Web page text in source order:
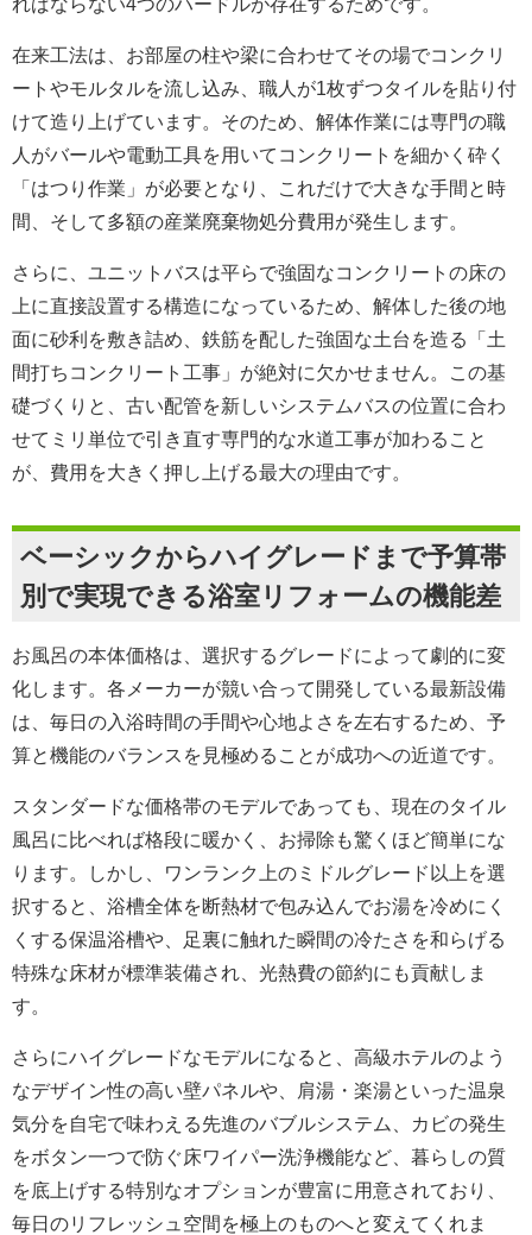
在来工法は、お部屋の柱や梁に合わせてその場でコンクリ
ートやモルタルを流し込み、職人が1枚ずつタイルを貼り付
けて造り上げています。そのため、解体作業には専門の職
人がバールや電動工具を用いてコンクリートを細かく砕く
「はつり作業」が必要となり、これだけで大きな手間と時
間、そして多額の産業廃棄物処分費用が発生します。
さらに、ユニットバスは平らで強固なコンクリートの床の
上に直接設置する構造になっているため、解体した後の地
面に砂利を敷き詰め、鉄筋を配した強固な土台を造る「土
間打ちコンクリート工事」が絶対に欠かせません。この基
礎づくりと、古い配管を新しいシステムバスの位置に合わ
せてミリ単位で引き直す専門的な水道工事が加わること
が、費用を大きく押し上げる最大の理由です。
ベーシックからハイグレードまで予算帯
別で実現できる浴室リフォームの機能差
お風呂の本体価格は、選択するグレードによって劇的に変
化します。各メーカーが競い合って開発している最新設備
は、毎日の入浴時間の手間や心地よさを左右するため、予
算と機能のバランスを見極めることが成功への近道です。
スタンダードな価格帯のモデルであっても、現在のタイル
風呂に比べれば格段に暖かく、お掃除も驚くほど簡単にな
ります。しかし、ワンランク上のミドルグレード以上を選
択すると、浴槽全体を断熱材で包み込んでお湯を冷めにく
くする保温浴槽や、足裏に触れた瞬間の冷たさを和らげる
特殊な床材が標準装備され、光熱費の節約にも貢献しま
す。
さらにハイグレードなモデルになると、高級ホテルのよう
なデザイン性の高い壁パネルや、肩湯・楽湯といった温泉
気分を自宅で味わえる先進のバブルシステム、カビの発生
をボタン一つで防ぐ床ワイパー洗浄機能など、暮らしの質
を底上げする特別なオプションが豊富に用意されており、
毎日のリフレッシュ空間を極上のものへと変えてくれま